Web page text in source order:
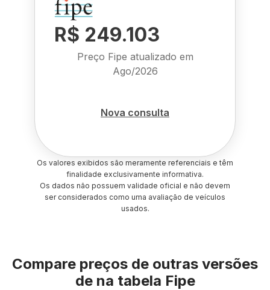
R$ 249.103
Preço Fipe atualizado em
Ago/2026
Nova consulta
Os valores exibidos são meramente referenciais e têm
finalidade exclusivamente informativa.
Os dados não possuem validade oficial e não devem
ser considerados como uma avaliação de veículos
usados.
Compare preços de outras versões
de na tabela Fipe